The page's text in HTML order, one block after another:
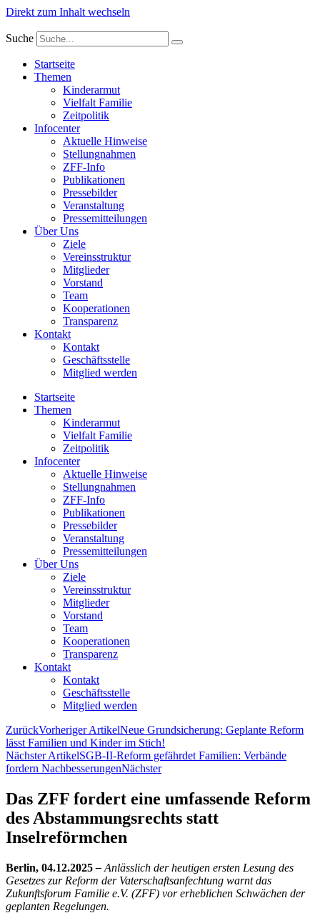
Direkt zum Inhalt wechseln
Suche
Startseite
Themen
Kinderarmut
Vielfalt Familie
Zeitpolitik
Infocenter
Aktuelle Hinweise
Stellungnahmen
ZFF-Info
Publikationen
Pressebilder
Veranstaltung
Pressemitteilungen
Über Uns
Ziele
Vereinsstruktur
Mitglieder
Vorstand
Team
Kooperationen
Transparenz
Kontakt
Kontakt
Geschäftsstelle
Mitglied werden
Startseite
Themen
Kinderarmut
Vielfalt Familie
Zeitpolitik
Infocenter
Aktuelle Hinweise
Stellungnahmen
ZFF-Info
Publikationen
Pressebilder
Veranstaltung
Pressemitteilungen
Über Uns
Ziele
Vereinsstruktur
Mitglieder
Vorstand
Team
Kooperationen
Transparenz
Kontakt
Kontakt
Geschäftsstelle
Mitglied werden
ZurückVorheriger ArtikelNeue Grundsicherung: Geplante Reform
lässt Familien und Kinder im Stich!
Nächster ArtikelSGB-II-Reform gefährdet Familien: Verbände
fordern NachbesserungenNächster
Das ZFF fordert eine umfassende Reform
des Abstammungsrechts statt
Inselreförmchen
Berlin, 04.12.2025– Anlässlich der heutigen ersten Lesung des
Gesetzes zur Reform der Vaterschaftsanfechtung warnt das
Zukunftsforum Familie e.V. (ZFF) vor erheblichen Schwächen der
geplanten Regelungen.